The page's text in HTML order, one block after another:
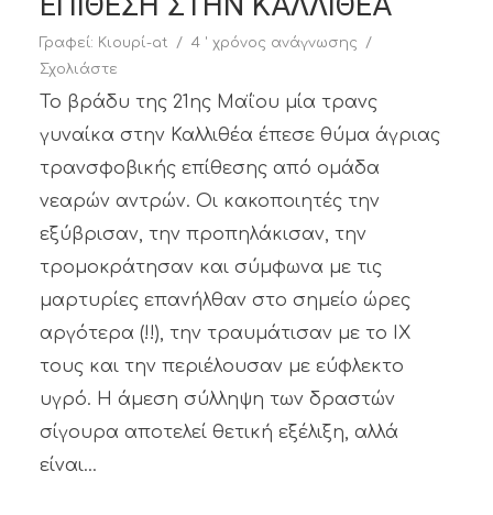
Γραφεί: Κιουρί-at
4 ' χρόνος ανάγνωσης
Σχολιάστε
Το βράδυ της 21ης Μαΐου μία τρανς
γυναίκα στην Καλλιθέα έπεσε θύμα άγριας
τρανσφοβικής επίθεσης από ομάδα
νεαρών αντρών. Οι κακοποιητές την
εξύβρισαν, την προπηλάκισαν, την
τρομοκράτησαν και σύμφωνα με τις
μαρτυρίες επανήλθαν στο σημείο ώρες
αργότερα (!!), την τραυμάτισαν με το ΙΧ
τους και την περιέλουσαν με εύφλεκτο
υγρό. Η άμεση σύλληψη των δραστών
σίγουρα αποτελεί θετική εξέλιξη, αλλά
είναι...